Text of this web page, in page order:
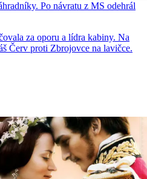
Po návratu z MS odehrál
za oporu a lídra kabiny. Na
Červ proti Zbrojovce na lavičce.